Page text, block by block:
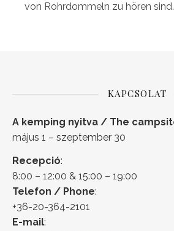
von Rohrdommeln zu hören sind.
KAPCSOLAT
A kemping nyitva / The
május 1 – szeptember 30
Recepció:
8:00 – 12:00 & 15:00 – 19:00
Telefon / Phone:
+36-20-364-2101
E-mail: